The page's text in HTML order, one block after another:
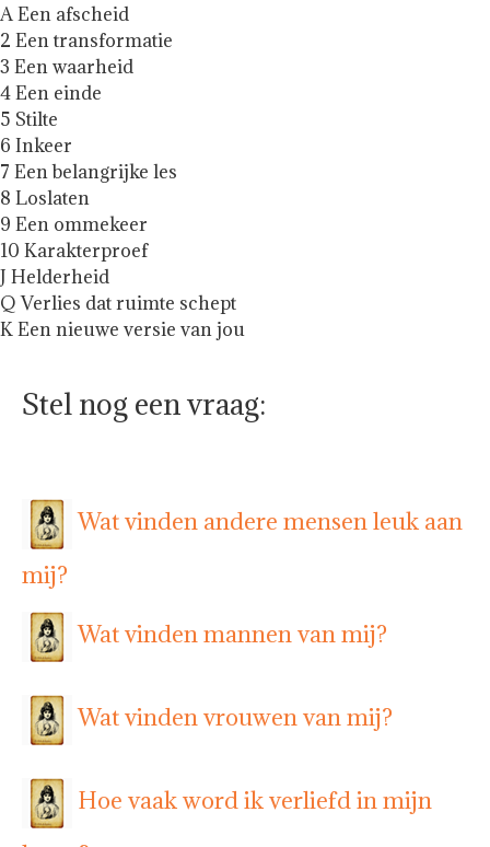
A Een afscheid
2 Een transformatie
3 Een waarheid
4 Een einde
5 Stilte
6 Inkeer
7 Een belangrijke les
8 Loslaten
9 Een ommekeer
10 Karakterproef
J Helderheid
Q Verlies dat ruimte schept
K Een nieuwe versie van jou
Stel nog een vraag:
Wat vinden andere mensen leuk aan
mij?
Wat vinden mannen van mij?
Wat vinden vrouwen van mij?
Hoe vaak word ik verliefd in mijn